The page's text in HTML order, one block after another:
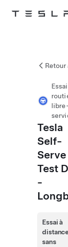
Tesla
Retour
Essai
Tesla
Self-
Serve
Test
-
Essai à
sans